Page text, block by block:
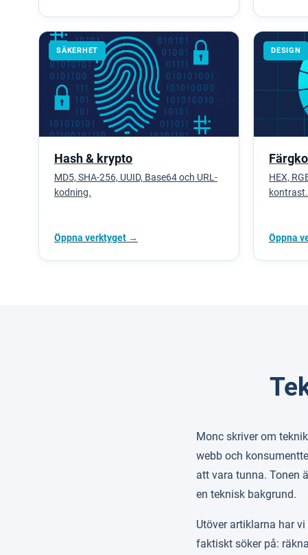
SÄKERHET
Hash & krypto
MD5, SHA-256, UUID, Base64 och URL-
kodning.
Öppna verktyget →
DESIGN
HEX,
kontrast.
Öppna
Monc skriver om
webb och
att vara tunna. Tonen
en teknisk bakgrund.
Utöver artiklarna har
faktiskt söker på: